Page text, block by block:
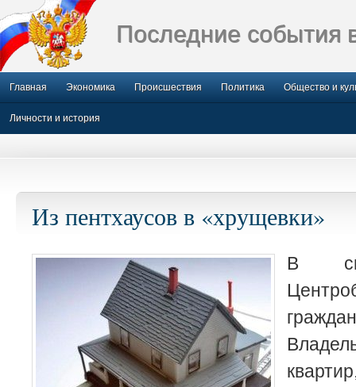
Последние события
Главная Экономика Происшествия Политика Общество и
Личности и история
Из пентхаусов в «хрущевки»
В